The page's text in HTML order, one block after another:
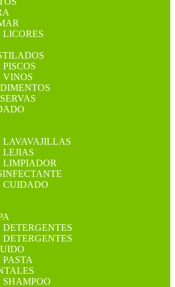
LICORES
PISCOS
VINOS
LAVAVAJILLAS
LEJIAS
LIMPIADOR
CUIDADO
DETERGENTES
DETERGENTES
PASTA
SHAMPOO